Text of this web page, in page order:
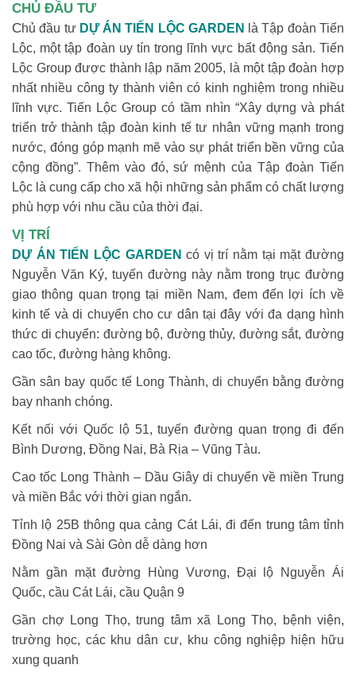
CHỦ ĐẦU TƯ
Chủ đầu tư DỰ ÁN TIẾN LỘC GARDEN
là Tập đoàn Tiến
Lộc, một tập đoàn uy tín trong lĩnh vực bất động sản. Tiến
Lộc Group được thành lập năm 2005, là một tập đoàn hợp
nhất nhiều công ty thành viên có kinh nghiệm trong nhiều
lĩnh vực. Tiến Lộc Group có tầm nhìn “Xây dựng và phát
triển trở thành tập đoàn kinh tế tư nhân vững mạnh trong
nước, đóng góp mạnh mẽ vào sự phát triển bền vững của
cộng đồng”. Thêm vào đó, sứ mệnh của Tập đoàn Tiến
Lộc là cung cấp cho xã hội những sản phẩm có chất lượng
phù hợp với nhu cầu của thời đại.
VỊ TRÍ
DỰ ÁN TIẾN LỘC GARDEN có vị trí nằm tại mặt đường
Nguyễn Văn Ký, tuyến đường này nằm trong trục đường
giao thông quan trọng tại miền Nam, đem đến lợi ích về
kinh tế và di chuyển cho cư dân tại đây với đa dạng hình
thức di chuyển: đường bộ, đường thủy, đường sắt, đường
cao tốc, đường hàng không.
Gần sân bay quốc tế Long Thành, di chuyển bằng đường
bay nhanh chóng.
Kết nối với Quốc lộ 51, tuyến đường quan trọng đi đến
Bình Dương, Đồng Nai, Bà Rịa – Vũng Tàu.
Cao tốc Long Thành – Dầu Giây di chuyển về miền Trung
và miền Bắc với thời gian ngắn.
Tỉnh lộ 25B thông qua cảng Cát Lái, đi đến trung tâm tỉnh
Đồng Nai và Sài Gòn dễ dàng hơn
Nằm gần mặt đường Hùng Vương, Đại lộ Nguyễn Ái
Quốc, cầu Cát Lái, cầu Quận 9
Gần chợ Long Thọ, trung tâm xã Long Thọ, bệnh viện,
trường học, các khu dân cư, khu công nghiệp hiện hữu
xung quanh